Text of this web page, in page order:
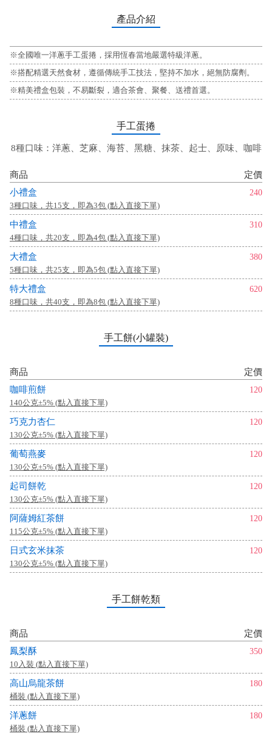
產品介紹
※全國唯一洋蔥手工蛋捲，採用恆春當地嚴選特級洋蔥。
※搭配精選天然食材，遵循傳統手工技法，堅持不加水，絕無防腐劑。
※精美禮盒包裝，不易斷裂，適合茶會、聚餐、送禮首選。
手工蛋捲
8種口味：洋蔥、芝麻、海苔、黑糖、抹茶、起士、原味、咖啡
商品
定價
小禮盒
3種口味，共15支，即為3包 (點入直接下單)
240
中禮盒
4種口味，共20支，即為4包 (點入直接下單)
310
大禮盒
5種口味，共25支，即為5包 (點入直接下單)
380
特大禮盒
8種口味，共40支，即為8包 (點入直接下單)
620
手工餅(小罐裝)
商品
定價
咖啡煎餅
140公克±5% (點入直接下單)
120
巧克力杏仁
130公克±5% (點入直接下單)
120
葡萄燕麥
130公克±5% (點入直接下單)
120
起司餅乾
130公克±5% (點入直接下單)
120
阿薩姆紅茶餅
115公克±5% (點入直接下單)
120
日式玄米抹茶
130公克±5% (點入直接下單)
120
手工餅乾類
商品
定價
鳳梨酥
10入裝 (點入直接下單)
350
高山烏龍茶餅
桶裝 (點入直接下單)
180
洋蔥餅
桶裝 (點入直接下單)
180